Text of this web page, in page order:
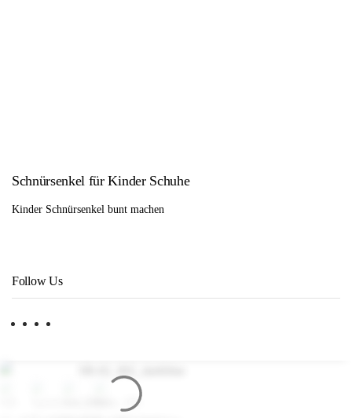
Schnürsenkel für Kinder Schuhe
Kinder Schnürsenkel bunt machen
Follow Us